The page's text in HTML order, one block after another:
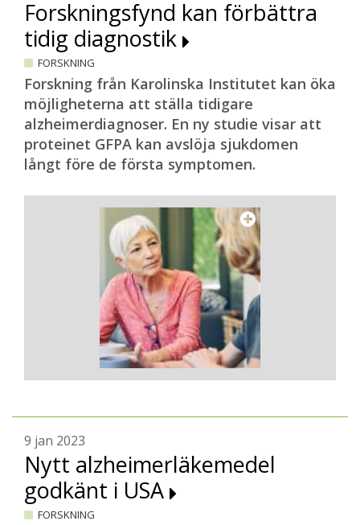
Forskningsfynd kan förbättra
tidig diagnostik
FORSKNING
Forskning från Karolinska Institutet kan öka
möjligheterna att ställa tidigare
alzheimerdiagnoser. En ny studie visar att
proteinet GFPA kan avslöja sjukdomen
långt före de första symptomen.
9 jan 2023
Nytt alzheimerläkemedel
godkänt i USA
FORSKNING